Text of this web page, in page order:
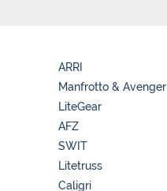
ARRI
Manfrotto & Avenger
LiteGear
AFZ
SWIT
Litetruss
Caligri